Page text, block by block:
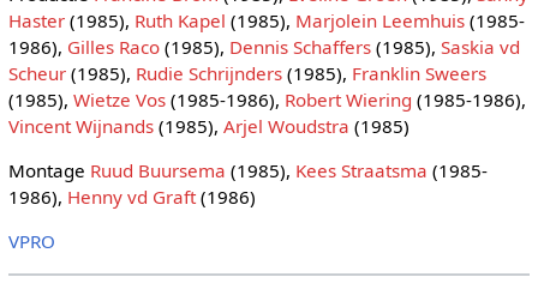
Haster(1985), Ruth Kapel (1985), Marjolein Leemhuis(1985-
1986), Gilles Raco(1985), Dennis Schaffers(1985), Saskia vd
Scheur(1985), Rudie Schrijnders(1985), Franklin Sweers
(1985), Wietze Vos(1985-1986), Robert Wiering (1985-1986),
Vincent Wijnands(1985), Arjel Woudstra (1985)
Montage Ruud Buursema (1985), Kees Straatsma (1985-
1986), Henny vd Graft(1986)
VPRO